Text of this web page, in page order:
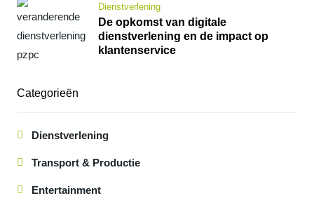
Dienstverlening
De opkomst van digitale
dienstverlening en de impact op
klantenservice
Categorieën
Dienstverlening
Transport & Productie
Entertainment